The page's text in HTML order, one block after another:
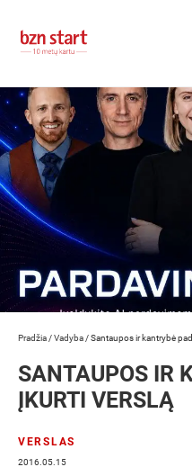
Pradžia /Vadyba /Santaupos ir kantrybė
SANTAUPOS IR
ĮKURTI VERSLĄ
VERSLAS
2016.05.15